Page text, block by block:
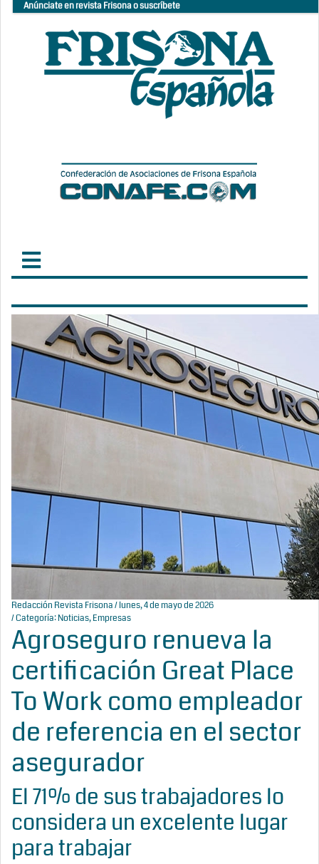
Anúnciate en revista Frisona o suscríbete
Redacción Revista Frisona/ lunes, 4 de mayo de 2026
/ Categoría:Noticias,Empresas
Agroseguro renueva la
certificación Great Place
To Work como empleador
de referencia en el sector
asegurador
El 71% de sus trabajadores lo
considera un excelente lugar
para trabajar